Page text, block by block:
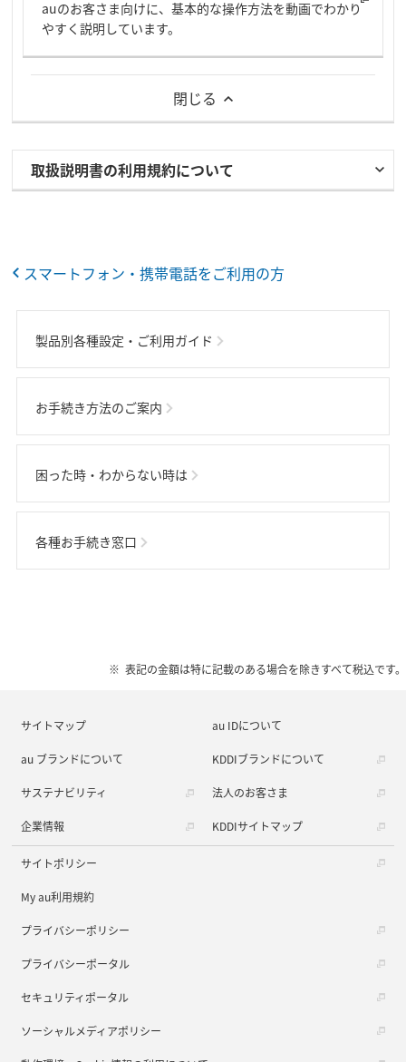
auのお客さま向けに、基本的な操作方法を動画でわかり
やすく説明しています。
閉じる
取扱説明書の利用規約について
スマートフォン・携帯電話をご利用の方
製品別各種設定・ご利用ガイド
お手続き方法のご案内
困った時・わからない時は
各種お手続き窓口
表記の金額は特に記載のある場合を除きすべて税込です。
サイトマップ au IDについて
au ブランドについて KDDIブランドについて
サステナビリティ 法人のお客さま
企業情報 KDDIサイトマップ
サイトポリシー
My au利用規約
プライバシーポリシー
プライバシーポータル
セキュリティポータル
ソーシャルメディアポリシー